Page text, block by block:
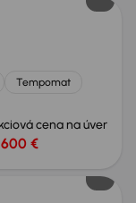
Tempomat
cena na úver
€